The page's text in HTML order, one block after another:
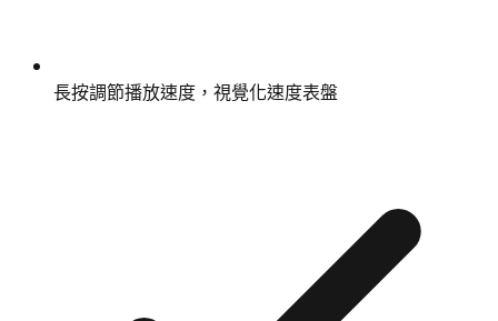
長按調節播放速度，視覺化速度表盤